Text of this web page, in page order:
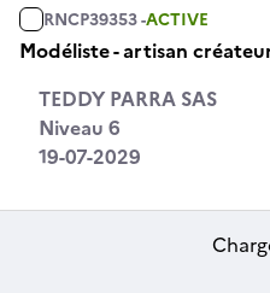
RNCP39353 -ACTIVE
Modéliste - artisan
TEDDY PARRA SAS
Niveau 6
19-07-2029